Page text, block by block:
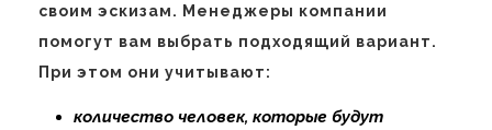
своим эскизам. Менеджеры компании
помогут вам выбрать подходящий вариант.
При этом они учитывают:
количество человек, которые будут